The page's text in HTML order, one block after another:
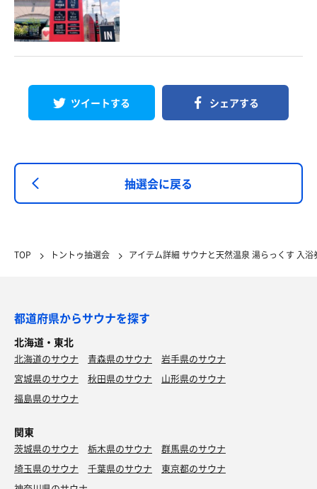
ツイートする シェアする
抽選会に戻る
TOP トントゥ抽選会 アイテム詳細 サウナと天然温泉 湯らっくす 入浴
都道府県からサウナを探す
北海道・東北
北海道のサウナ 青森県のサウナ
岩手県のサウナ
宮城県のサウナ
秋田県のサウナ
山形県のサウナ
福島県のサウナ
関東
茨城県のサウナ 栃木県のサウナ
群馬県のサウナ
埼玉県のサウナ
千葉県のサウナ
東京都のサウナ